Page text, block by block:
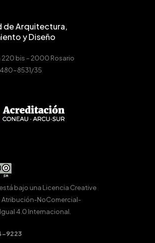
de Arquitectura,
y Diseño
220 bis – 2000 Rosario
480-8531/35
bajo una Licencia Creative
Atribución-NoComercial-
4.0 Internacional.
9223